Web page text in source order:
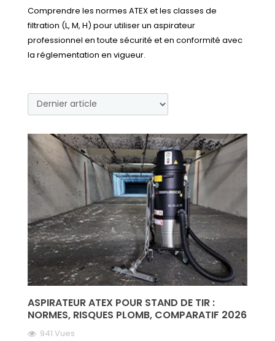
Comprendre les normes ATEX et les classes de
filtration (L, M, H) pour utiliser un aspirateur
professionnel en toute sécurité et en conformité avec
la réglementation en vigueur.
ASPIRATEUR ATEX POUR STAND DE TIR :
NORMES, RISQUES PLOMB, COMPARATIF 2026
941 Vues